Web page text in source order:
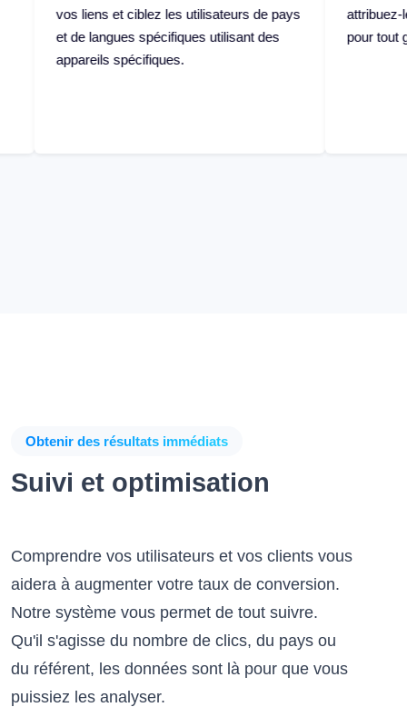
ciblez les utilisateurs de pays
spécifiques utilisant des
attribuez-leur des privilèges
pour tout gérer et collaborer
Obtenir des résultats immédiats
Suivi et optimisation
Comprendre vos utilisateurs et vos clients vous
aidera à augmenter votre taux de conversion.
Notre système vous permet de tout suivre.
Qu'il s'agisse du nombre de clics, du pays ou
du référent, les données sont là pour que vous
puissiez les analyser.